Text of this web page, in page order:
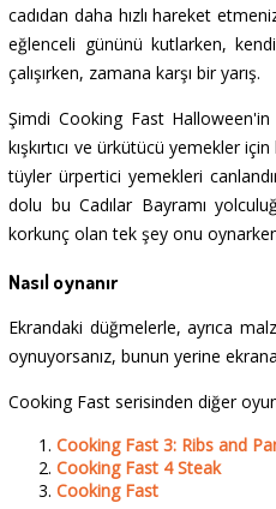
cadıdan daha hızlı hareket
eğlenceli gününü kutlarken,
çalışırken, zamana karşı bir yarış.
Şimdi Cooking Fast
kışkırtıcı ve ürkütücü yemekler
tüyler ürpertici yemekleri
dolu bu Cadılar Bayramı
korkunç olan tek şey onu
Nasıl oynanır
Ekrandaki düğmelerle, ayrıca
oynuyorsanız, bunun yerine
Cooking Fast serisinden diğer
Cooking Fast 3: Ribs and
Cooking Fast 4 Steak
Cooking Fast